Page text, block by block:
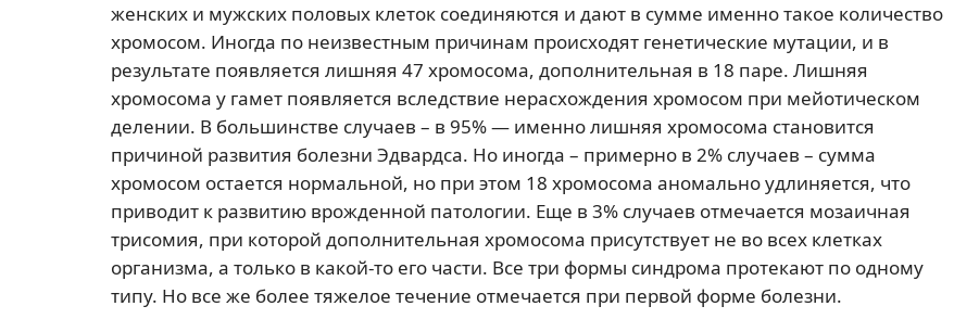
женских и мужских половых клеток соединяются и дают в сумме именно такое количество
хромосом. Иногда по неизвестным причинам происходят генетические мутации, и в
результате появляется лишняя 47 хромосома, дополнительная в 18 паре. Лишняя
хромосома у гамет появляется вследствие нерасхождения хромосом при мейотическом
делении. В большинстве случаев – в 95% — именно лишняя хромосома становится
причиной развития болезни Эдвардса. Но иногда – примерно в 2% случаев – сумма
хромосом остается нормальной, но при этом 18 хромосома аномально удлиняется, что
приводит к развитию врожденной патологии. Еще в 3% случаев отмечается мозаичная
трисомия, при которой дополнительная хромосома присутствует не во всех клетках
организма, а только в какой-то его части. Все три формы синдрома протекают по одному
типу. Но все же более тяжелое течение отмечается при первой форме болезни.